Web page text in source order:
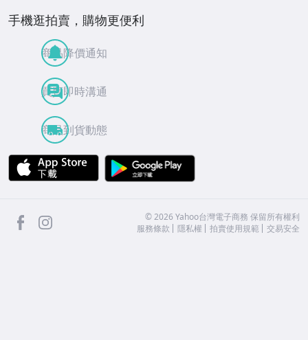
手機逛拍賣，購物更便利
商品降價通知
買賣即時溝通
商品到貨動態
APP Store
facebook ©2026 Yahoo台灣電子商務 保留所有權利
服務條款
隱私權 拍賣使用規範 交易安全